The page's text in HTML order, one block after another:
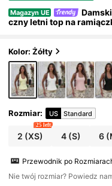
Magazyn UE
czny letni top na
it urlopowy
Kolor: Żółty
Rozmiar: US Standard
2 (XS)
25 left
4(S) 6
Przewodnik po
Nie twój rozmiar? Powiedz